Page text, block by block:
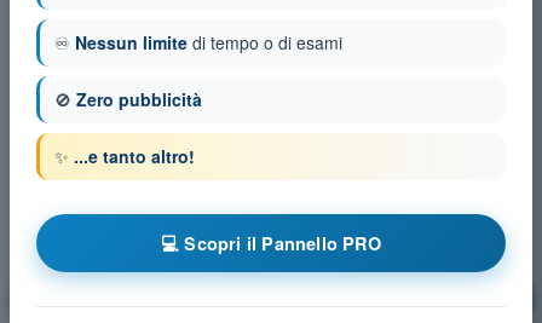
♾️ Nessun limite di tempo o di esami
🚫 Zero pubblicità
✨ ...e tanto altro!
💻 Scopri il Pannello PRO